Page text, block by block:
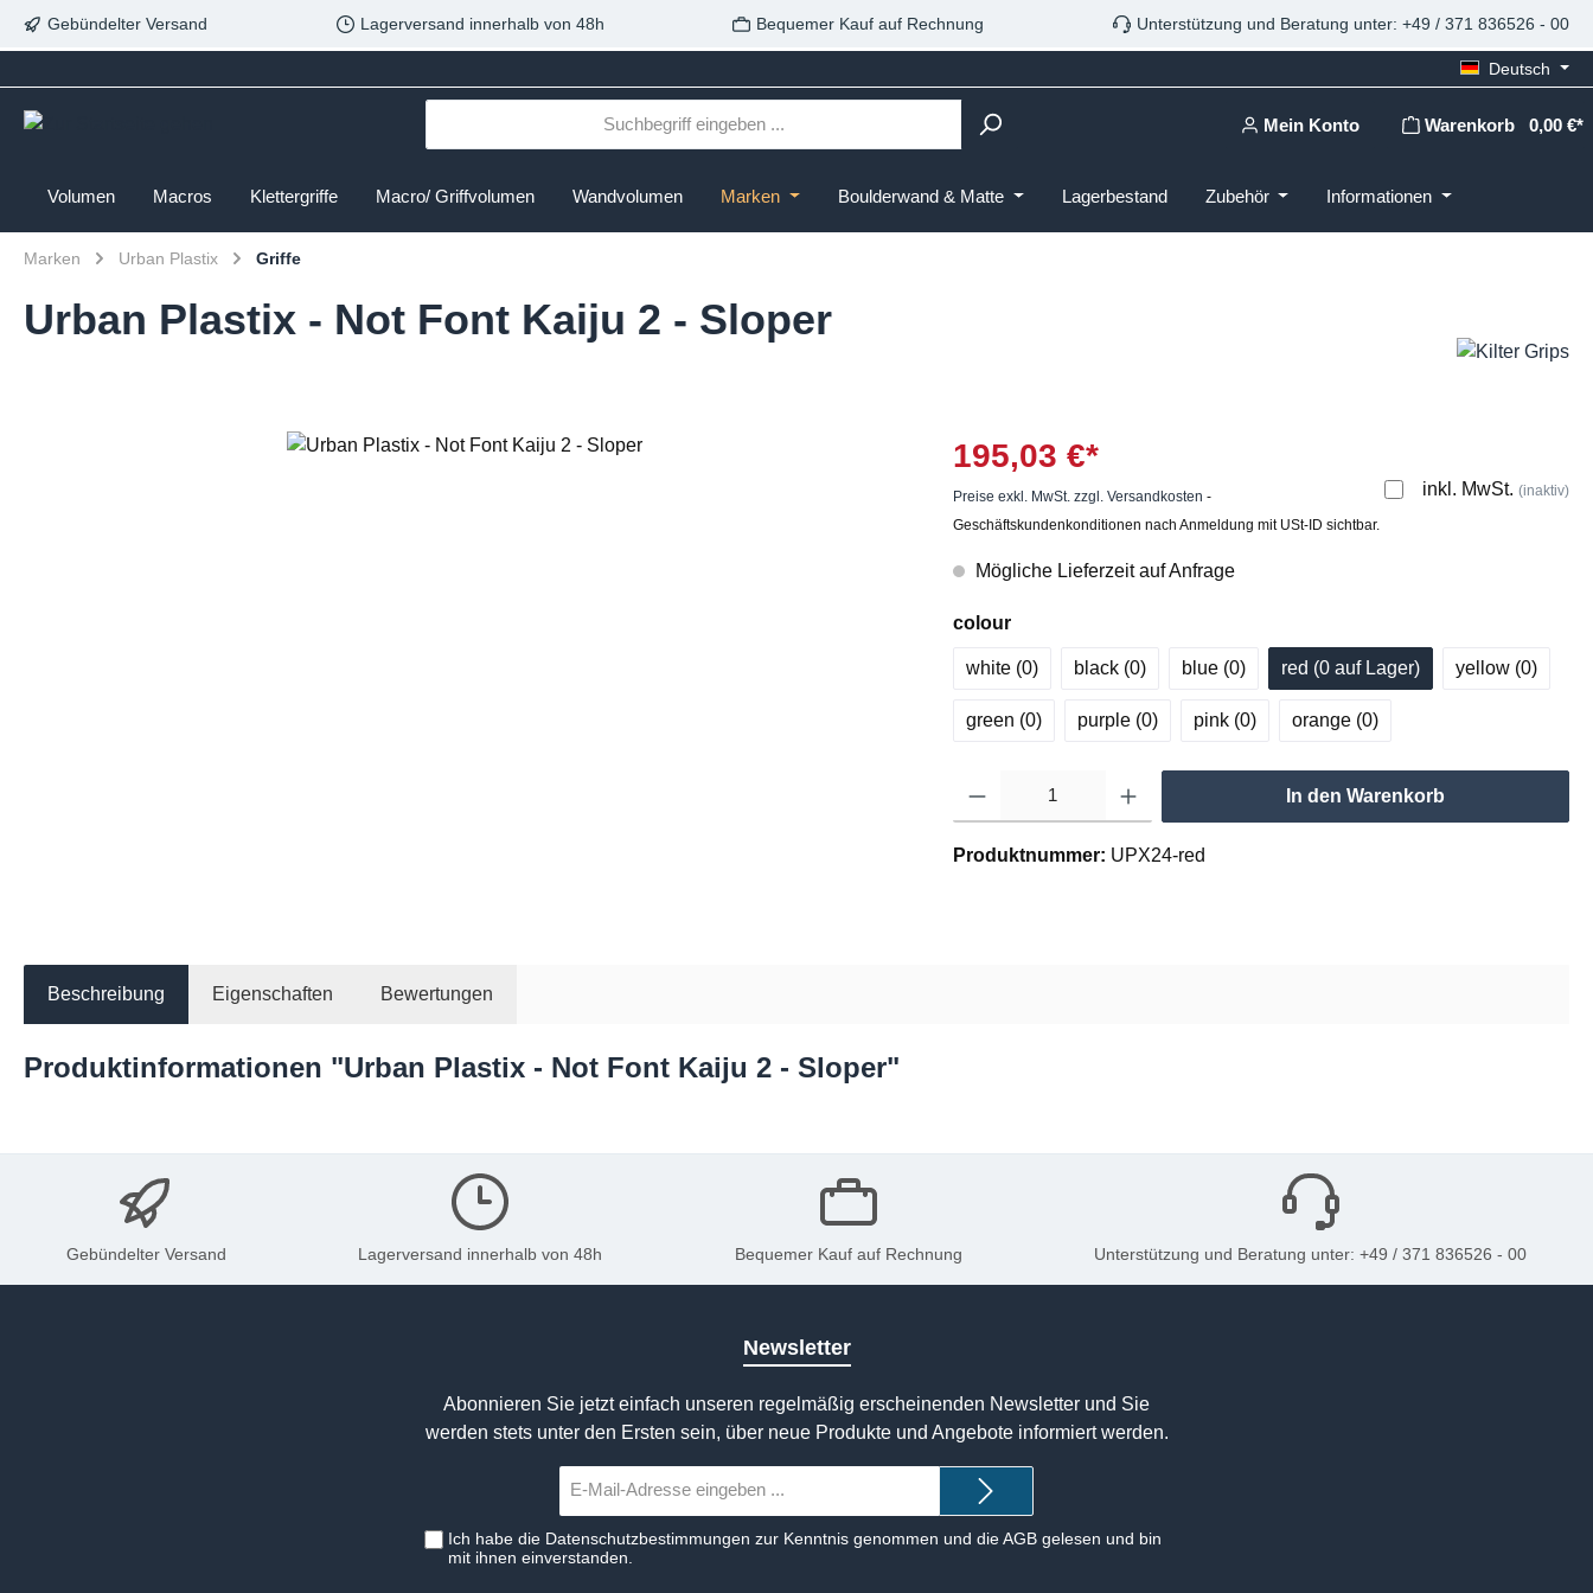
Gebündelter Versand Lagerversand innerhalb von 48h Bequemer Kauf auf Rechnung Unterstützung und Beratung unter: +49 / 371 836526 - 00
Deutsch
Mein Konto Warenkorb 0,00 €*
Volumen Macros Klettergriffe Macro/ Griffvolumen Wandvolumen Marken Boulderwand & Matte Lagerbestand Zubehör Informationen
Marken Urban Plastix Griffe
Urban Plastix - Not Font Kaiju 2 - Sloper
195,03 €*
inkl. MwSt. (inaktiv)
Preise exkl. MwSt. zzgl. Versandkosten -
Geschäftskundenkonditionen nach Anmeldung mit USt-ID sichtbar.
Mögliche Lieferzeit auf Anfrage
colour
white (0) black (0) blue (0) red (0 auf Lager) yellow (0)
green (0) purple (0) pink (0) orange (0)
In den Warenkorb
Produktnummer: UPX24-red
Beschreibung Eigenschaften Bewertungen
Produktinformationen "Urban Plastix - Not Font Kaiju 2 - Sloper"
Gebündelter Versand Lagerversand innerhalb von 48h Bequemer Kauf auf Rechnung Unterstützung und Beratung unter: +49 / 371 836526 - 00
Newsletter
Abonnieren Sie jetzt einfach unseren regelmäßig erscheinenden Newsletter und Sie
werden stets unter den Ersten sein, über neue Produkte und Angebote informiert werden.
Mail-
Adresse*
Ich habe die Datenschutzbestimmungen zur Kenntnis genommen und dieAGB gelesen und bin
mit ihnen einverstanden.